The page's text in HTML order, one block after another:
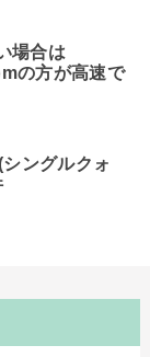
場合は
の方が高速で
ングルクォ